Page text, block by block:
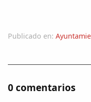
Publicado en:
0 comentarios